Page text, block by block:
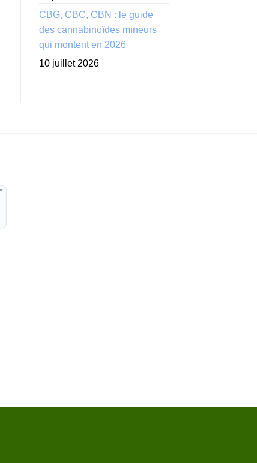
CBG, CBC, CBN : le guide
des cannabinoïdes mineurs
qui montent en 2026
10 juillet 2026